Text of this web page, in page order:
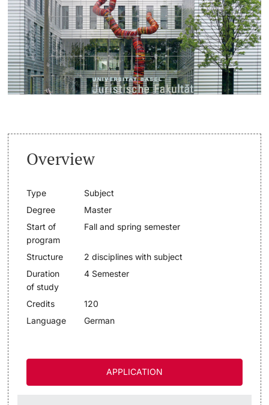
Further information
Lecturers
Further information
Course Directory
Course Registration
Semester Registration
Dates
Welcome to the University of Basel
Mobility
Campus Credits
Course Auditors
Student Life
Campus Stories
Overview
Type
Subject
Degree
Master
Start of
program
Fall and spring semester
Structure
2 disciplines with subject
Duration
of study
4 Semester
Credits
120
Language
German
APPLICATION